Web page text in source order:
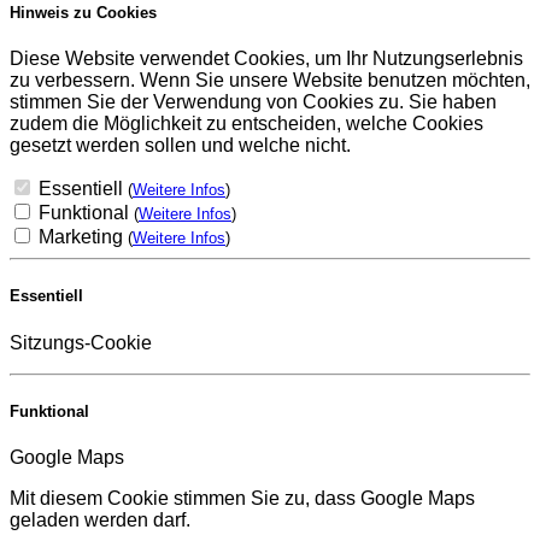
Hinweis zu Cookies
Diese Website verwendet Cookies, um Ihr Nutzungserlebnis
zu verbessern. Wenn Sie unsere Website benutzen möchten,
stimmen Sie der Verwendung von Cookies zu. Sie haben
zudem die Möglichkeit zu entscheiden, welche Cookies
gesetzt werden sollen und welche nicht.
Essentiell (Weitere Infos)
Funktional (Weitere Infos)
Marketing (Weitere Infos)
Essentiell
Sitzungs-Cookie
Funktional
Google Maps
Mit diesem Cookie stimmen Sie zu, dass Google Maps
geladen werden darf.